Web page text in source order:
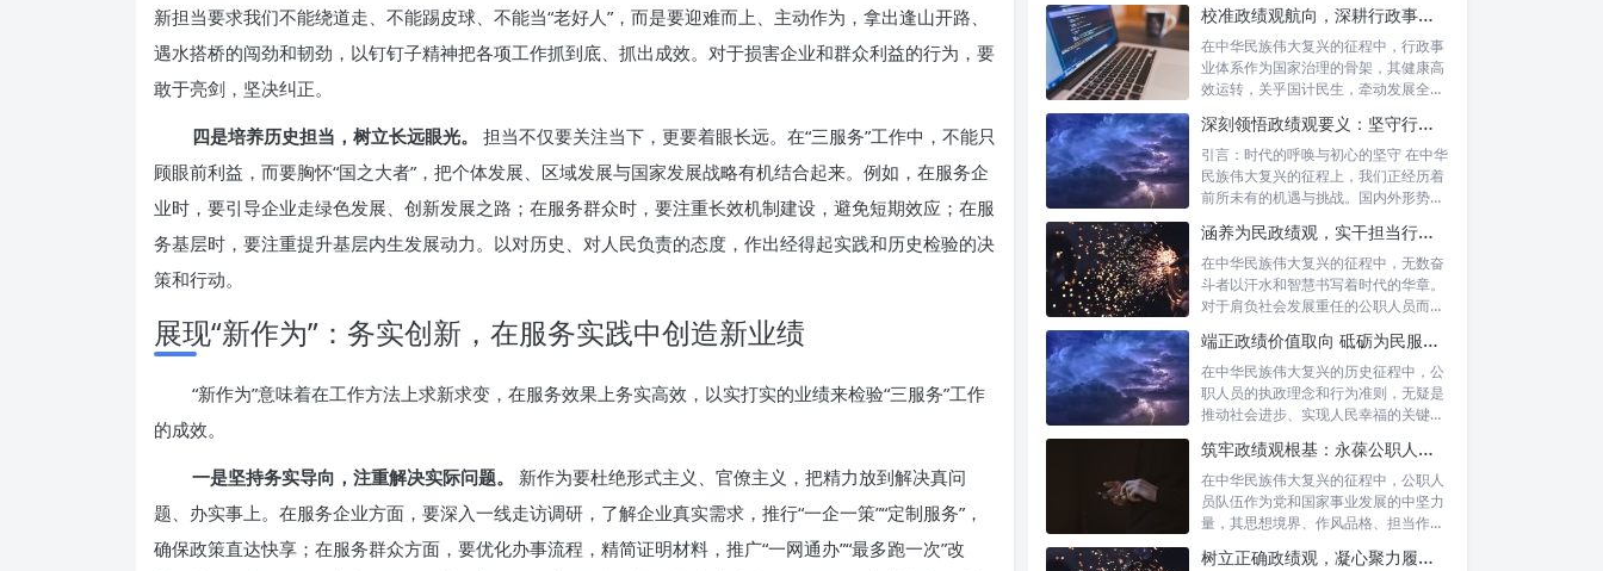
新担当要求我们不能绕道走、不能踢皮球、不能当“老好人”，而是要迎难而上、主动作为，拿出逢山开路、
遇水搭桥的闯劲和韧劲，以钉钉子精神把各项工作抓到底、抓出成效。对于损害企业和群众利益的行为，要
敢于亮剑，坚决纠正。
四是培养历史担当，树立长远眼光。
担当不仅要关注当下，更要着眼长远。在“三服务”工作中，不能只
顾眼前利益，而要胸怀“国之大者”，把个体发展、区域发展与国家发展战略有机结合起来。例如，在服务企
业时，要引导企业走绿色发展、创新发展之路；在服务群众时，要注重长效机制建设，避免短期效应；在服
务基层时，要注重提升基层内生发展动力。以对历史、对人民负责的态度，作出经得起实践和历史检验的决
策和行动。
展现“新作为”：务实创新，在服务实践中创造新业绩
“新作为”意味着在工作方法上求新求变，在服务效果上务实高效，以实打实的业绩来检验“三服务”工作
的成效。
一是坚持务实导向，注重解决实际问题。
新作为要杜绝形式主义、官僚主义，把精力放到解决真问
题、办实事上。在服务企业方面，要深入一线走访调研，了解企业真实需求，推行“一企一策”“定制服务”，
确保政策直达快享；在服务群众方面，要优化办事流程，精简证明材料，推广“一网通办”“最多跑一次”改
校准政绩观航向，深耕行政事业本职：新时代高质量发展的双重 imperative
在中华民族伟大复兴的征程中，行政事
业体系作为国家治理的骨架，其健康高
效运转，关乎国计民生，牵动发展全
深刻领悟政绩观要义：坚守行政事业初心，绘就为民服务新篇章
引言：时代的呼唤与初心的坚守 在中华
民族伟大复兴的征程上，我们正经历着
前所未有的机遇与挑战。国内外形势复
涵养为民政绩观，实干担当行稳致远：新时代公仆的价值坐标与实践航向
在中华民族伟大复兴的征程中，无数奋
斗者以汗水和智慧书写着时代的华章。
对于肩负社会发展重任的公职人员而
端正政绩价值取向 砥砺为民服务初心：新时代公仆的责任与担当
在中华民族伟大复兴的历史征程中，公
职人员的执政理念和行为准则，无疑是
推动社会进步、实现人民幸福的关键所
筑牢政绩观根基：永葆公职人员本色的时代考量与实践路径
在中华民族伟大复兴的征程中，公职人
员队伍作为党和国家事业发展的中坚力
量，其思想境界、作风品格、担当作为
树立正确政绩观，凝心聚力履职尽责：新时代下的治理智慧与实践路径